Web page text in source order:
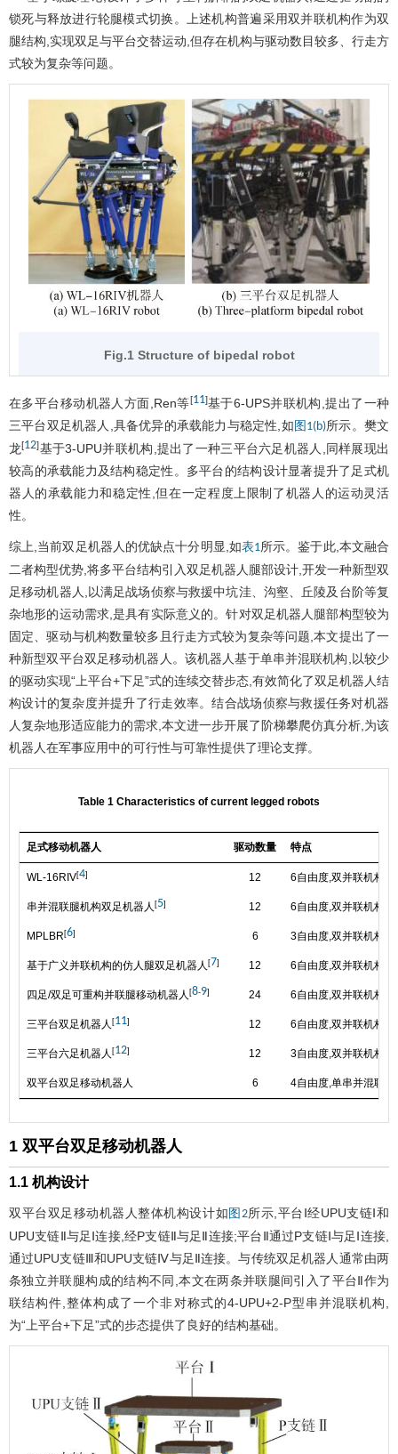
锁死与释放进行轮腿模式切换。上述机构普遍采用双并联机构作为双
腿结构,实现双足与平台交替运动,但存在机构与驱动数目较多、行走方
式较为复杂等问题。
Fig.1 Structure of bipedal robot
在多平台移动机器人方面,Ren等[11]基于6-UPS并联机构,提出了一种
三平台双足机器人,具备优异的承载能力与稳定性,如 图1(b)所示。樊文
龙[12]基于3-UPU并联机构,提出了一种三平台六足机器人,同样展现出
较高的承载能力及结构稳定性。多平台的结构设计显著提升了足式机
器人的承载能力和稳定性,但在一定程度上限制了机器人的运动灵活
性。
综上,当前双足机器人的优缺点十分明显,如表1所示。鉴于此,本文融合
二者构型优势,将多平台结构引入双足机器人腿部设计,开发一种新型双
足移动机器人,以满足战场侦察与救援中坑洼、沟壑、丘陵及台阶等复
杂地形的运动需求,是具有实际意义的。针对双足机器人腿部构型较为
固定、驱动与机构数量较多且行走方式较为复杂等问题,本文提出了一
种新型双平台双足移动机器人。该机器人基于单串并混联机构,以较少
的驱动实现“上平台+下足”式的连续交替步态,有效简化了双足机器人结
构设计的复杂度并提升了行走效率。结合战场侦察与救援任务对机器
人复杂地形适应能力的需求,本文进一步开展了阶梯攀爬仿真分析,为该
机器人在军事应用中的可行性与可靠性提供了理论支撑。
Table 1 Characteristics of current legged robots
足式移动机器人 驱动数量 特点
WL-16RIV[4] 12 6自由度,双并联机构,
串并混联腿机构双足机器人 [5] 12 6自由度,双并联机构,
MPLBR [6] 6 3自由度,双并联机构,
基于广义并联机构的仿人腿双足机器人 [7] 12 6自由度,双并联机构,
四足/双足可重构并联腿移动机器人 [8-9] 24 6自由度,双并联机构,
三平台双足机器人 [11] 12 6自由度,双并联机构,
三平台六足机器人 [12] 12 3自由度,双并联机构,
双平台双足移动机器人 6 4自由度,单串并混联
1 双平台双足移动机器人
1.1 机构设计
双平台双足移动机器人整体机构设计如 图2所示,平台Ⅰ经UPU支链Ⅰ和
UPU支链Ⅱ与足Ⅰ连接,经P支链Ⅱ与足Ⅱ连接;平台Ⅱ通过P支链Ⅰ与足Ⅰ连接,
通过UPU支链Ⅲ和UPU支链Ⅳ与足Ⅱ连接。与传统双足机器人通常由两
条独立并联腿构成的结构不同,本文在两条并联腿间引入了平台Ⅱ作为
联结构件,整体构成了一个非对称式的4-UPU+2-P型串并混联机构,
为“上平台+下足”式的步态提供了良好的结构基础。